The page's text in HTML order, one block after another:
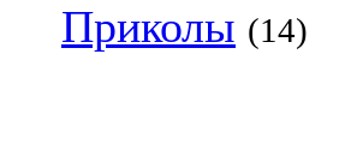
Приколы (14)